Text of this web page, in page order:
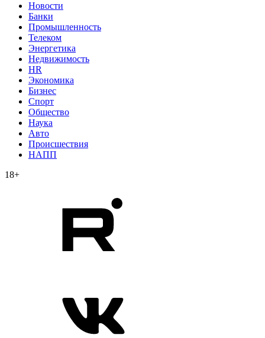
Новости
Банки
Промышленность
Телеком
Энергетика
Недвижимость
HR
Экономика
Бизнес
Спорт
Общество
Наука
Авто
Происшествия
НАПП
18+